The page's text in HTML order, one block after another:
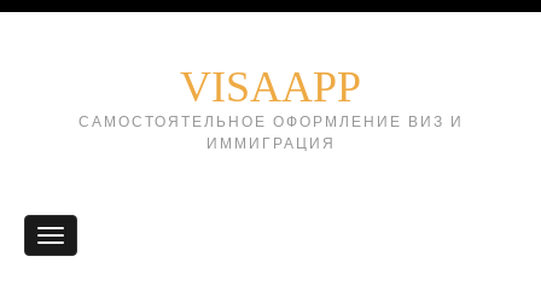
VISAAPP
САМОСТОЯТЕЛЬНОЕ ОФОРМЛЕНИЕ ВИЗ И
ИММИГРАЦИЯ